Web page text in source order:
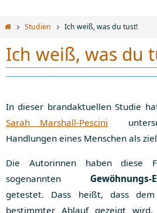
StartStudien Ich weiß, was du tust!
Ich weiß, was du
In dieser brandaktuellen Studie
Sarah Marshall-Pescini
Handlungen eines Menschen als
Die Autorinnen haben diese
sogenannten Gewöhnungs-
getestet. Dass heißt, dass
bestimmter Ablauf gezeigt